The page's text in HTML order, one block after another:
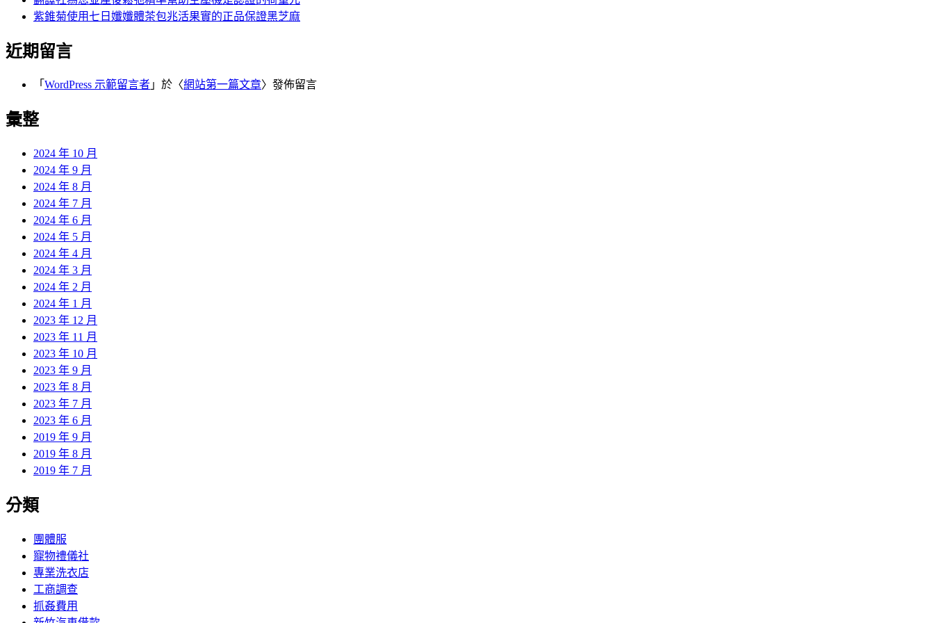
紫錐菊使用七日孅孅體茶包兆活果實的正品保證黑芝麻
近期留言
「 WordPress 示範留言者 」於〈網站第一篇文章〉發佈留言
彙整
2024 年 10 月
2024 年 9 月
2024 年 8 月
2024 年 7 月
2024 年 6 月
2024 年 5 月
2024 年 4 月
2024 年 3 月
2024 年 2 月
2024 年 1 月
2023 年 12 月
2023 年 11 月
2023 年 10 月
2023 年 9 月
2023 年 8 月
2023 年 7 月
2023 年 6 月
2019 年 9 月
2019 年 8 月
2019 年 7 月
分類
團體服
寵物禮儀社
專業洗衣店
工商調查
抓姦費用